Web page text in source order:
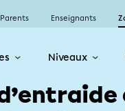
Parents Enseignants
Niveaux